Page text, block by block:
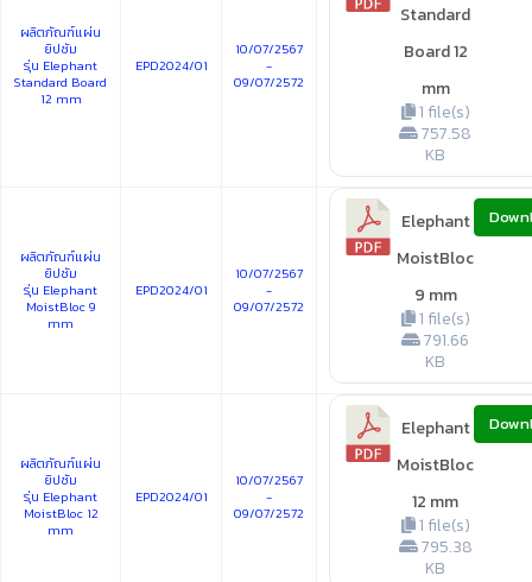
ผลิตภัณฑ์แผ่น
ยิปซัม
รุ่น Elephant
Standard Board
12 mm
EPD2024/01
10/07/2567
-
09/07/2572
Standard
Board 12
mm
1 file(s)
757.58
KB
ผลิตภัณฑ์แผ่น
ยิปซัม
รุ่น Elephant
MoistBloc 9
mm
EPD2024/01
10/07/2567
-
09/07/2572
Elephant
MoistBloc
9 mm
1 file(s)
791.66
KB
ผลิตภัณฑ์แผ่น
ยิปซัม
รุ่น Elephant
MoistBloc 12
mm
EPD2024/01
10/07/2567
-
09/07/2572
Elephant
MoistBloc
12 mm
1 file(s)
795.38
KB